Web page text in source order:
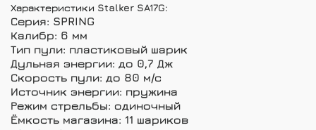
Характеристики Stalker SA17G:
Серия: SPRING
Калибр: 6 мм
Тип пули: пластиковый шарик
Дульная энергии: до 0,7 Дж
Скорость пули: до 80 м/с
Источник энергии: пружина
Режим стрельбы: одиночный
Ёмкость магазина: 11 шариков